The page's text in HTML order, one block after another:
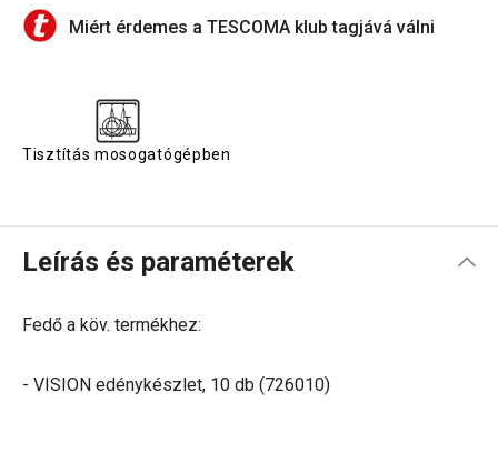
Miért érdemes a TESCOMA klub tagjává válni
Tisztítás mosogatógépben
Leírás és paraméterek
Fedő a köv. termékhez:
- VISION edénykészlet, 10 db (726010)